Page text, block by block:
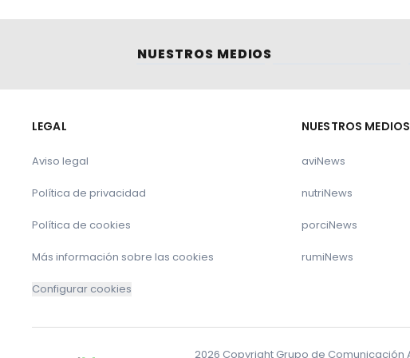
Nacional de conservación, mejora y fomento de
2. Conforme al artículo 20.2 del Real Decreto
a) Coordinar a los laboratorios de genética
métodos a utilizar – lo que incluye la
Laboratorios de genética molecular – de
la Sociedad Internacional de Genética Animal
recomendaciones, protocolos y las nuevas
NUESTROS MEDIOS
LEGAL
Aviso legal
Política de privacidad
Política de cookies
Más información sobre las cookies
Configurar cookies
NUESTROS MEDIOS
aviNews
nutriNews
porciNews
rumiNews
2026 Copyright Grupo de